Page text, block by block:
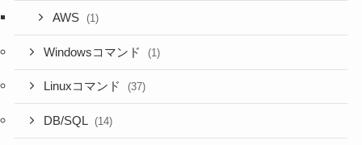
AWS (1)
Windowsコマンド (1)
Linuxコマンド (37)
DB/SQL (14)